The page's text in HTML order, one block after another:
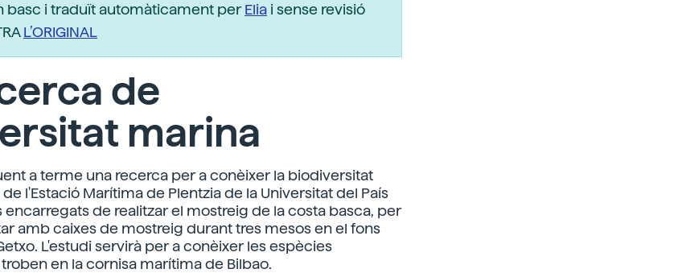
basc i traduït automàticament perElia i sense revisió
L’ORIGINAL
de
marina
a terme una recerca per a conèixer la biodiversitat
l'Estació Marítima de Plentzia de la Universitat del País
encarregats de realitzar el mostreig de la costa basca, per
amb caixes de mostreig durant tres mesos en el fons
L'estudi servirà per a conèixer les espècies
en la cornisa marítima de Bilbao.